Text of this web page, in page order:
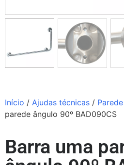
Início / Ajudas técnicas /
parede ângulo 90º BAD090CS
Barra uma